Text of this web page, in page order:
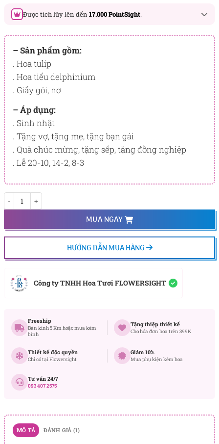
Được tích lũy lên đến 17.000 PointSight.
Đây là số PointSight ước tính bạn sẽ được tích lũy khi mua
sản phẩm hôm nay, tương ứng với quyền lợi hạng
BẠCH KIM
PointSight có giá trị dùng để trừ trực tiếp vào đơn hàng hoặc
đổi quà tặng ưu đãi tại Flowersight.
Đăng nhập
chính xác nhất dành cho bạn.
– Sản phẩm gồm:
. Hoa tulip
. Hoa tiểu delphinium
. Giấy gói, nơ
– Áp dụng:
. Sinh nhật
. Tặng vợ, tặng mẹ, tặng bạn gái
. Quà chúc mừng, tặng sếp, tặng đồng nghiệp
. Lễ 20-10, 14-2, 8-3
MUA NGAY
HƯỚNG DẪN MUA HÀNG
Công ty TNHH Hoa Tươi FLOWERSIGHT
Freeship
Bán kính 5 Km hoặc mua kèm
bình
Tặng thiệp thiết kế
Cho hóa đơn hoa trên 399K
Thiết kế độc quyền
Chỉ có tại Flowersight
Giảm 10%
Mua phụ kiện kèm hoa
Tư vấn 24/7
093 407 2575
MÔ TẢ ĐÁNH GIÁ (1)